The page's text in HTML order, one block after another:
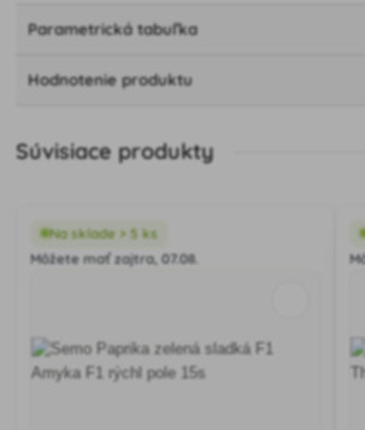
Parametrická tabuľka
Hodnotenie produktu
Súvisiace produkty
Na sklade > 5 ks
Môžete mať zajtra, 07.08.